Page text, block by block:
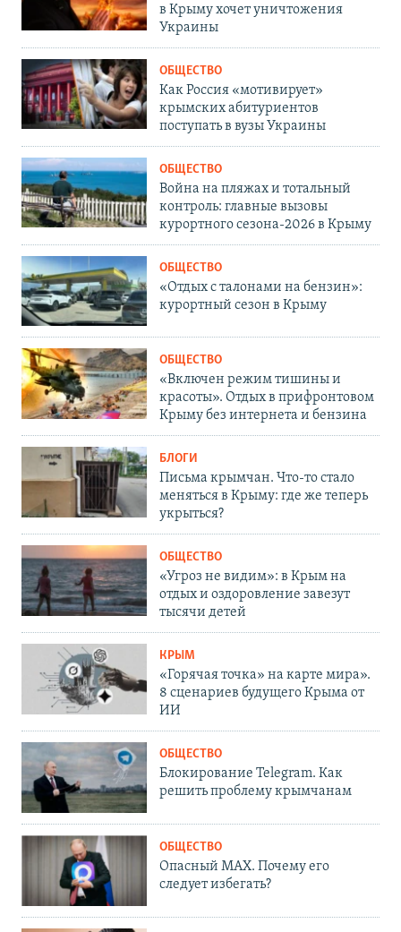
в Крыму хочет уничтожения
Украины
ОБЩЕСТВО
Как Россия «мотивирует»
крымских абитуриентов
поступать в вузы Украины
ОБЩЕСТВО
Война на пляжах и тотальный
контроль: главные вызовы
курортного сезона-2026 в Крыму
ОБЩЕСТВО
«Отдых с талонами на бензин»:
курортный сезон в Крыму
ОБЩЕСТВО
«Включен режим тишины и
красоты». Отдых в прифронтовом
Крыму без интернета и бензина
БЛОГИ
Письма крымчан. Что-то стало
меняться в Крыму: где же теперь
укрыться?
ОБЩЕСТВО
«Угроз не видим»: в Крым на
отдых и оздоровление завезут
тысячи детей
КРЫМ
«Горячая точка» на карте мира».
8 сценариев будущего Крыма от
ИИ
ОБЩЕСТВО
Блокирование Telegram. Как
решить проблему крымчанам
ОБЩЕСТВО
Опасный MAX. Почему его
следует избегать?